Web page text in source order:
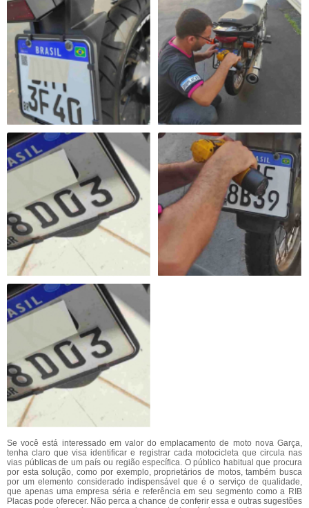
Se você está interessado em valor do emplacamento de moto nova Garça,
tenha claro que visa identificar e registrar cada motocicleta que circula nas
vias públicas de um país ou região específica. O público habitual que procura
por esta solução, como por exemplo, proprietários de motos, também busca
por um elemento considerado indispensável que é o serviço de qualidade,
que apenas uma empresa séria e referência em seu segmento como a RIB
Placas pode oferecer. Não perca a chance de conferir essa e outras sugestões